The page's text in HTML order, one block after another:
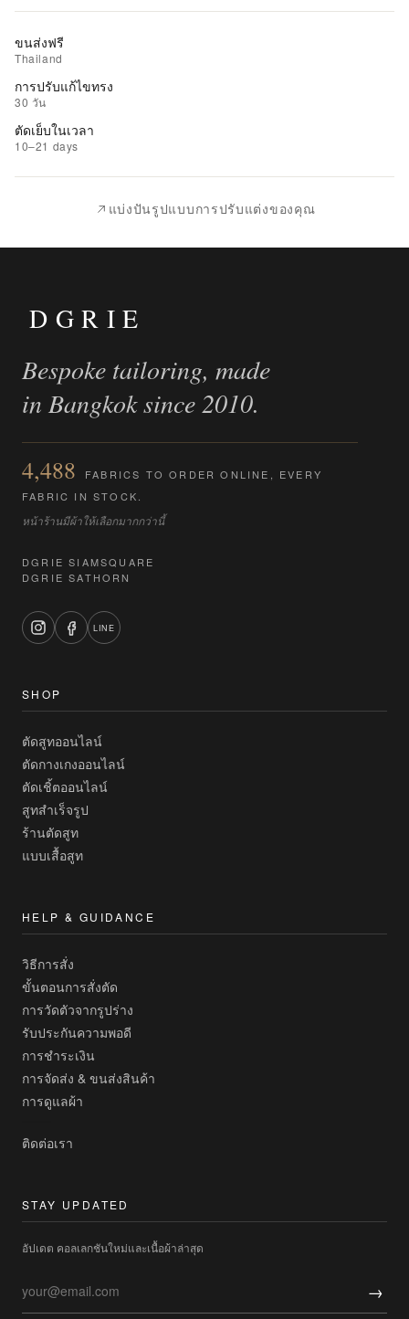
รถ
เข็น
รายการ
ที่
ชอบ
เปรียบ
ขนส่งฟรี
Thailand
การปรับแก้ไขทรง
30 วัน
ตัดเย็บในเวลา
10–21 days
แบ่งปันรูปแบบการปรับแต่งของคุณ
DGRIE
Bespoke tailoring, made
in Bangkok since 2010.
4,488
FABRICS TO ORDER ONLINE, EVERY
FABRIC IN STOCK.
หน้าร้านมีผ้าให้เลือกมากกว่านี้
DGRIE SIAMSQUARE
DGRIE SATHORN
LINE
SHOP
ตัดสูทออนไลน์
ตัดกางเกงออนไลน์
ตัดเชิ้ตออนไลน์
สูทสำเร็จรูป
ร้านตัดสูท
แบบเสื้อสูท
HELP & GUIDANCE
วิธีการสั่ง
ขั้นตอนการสั่งตัด
การวัดตัวจากรูปร่าง
รับประกันความพอดี
การชำระเงิน
การจัดส่ง & ขนส่งสินค้า
การดูแลผ้า
ติดต่อเรา
STAY UPDATED
อัปเดต คอลเลกชันใหม่และเนื้อผ้าล่าสุด
→